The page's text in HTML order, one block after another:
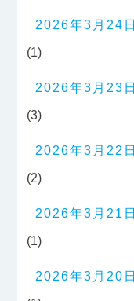
2026年3月24日
(1)
2026年3月23日
(3)
2026年3月22日
(2)
2026年3月21日
(1)
2026年3月20日